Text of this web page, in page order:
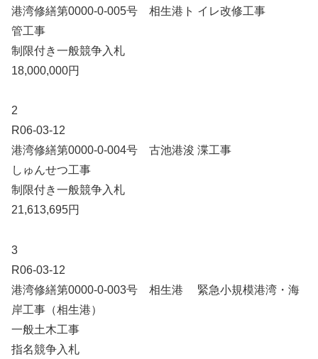
港湾修繕第0000-0-005号 相生港ト イレ改修工事
管工事
制限付き一般競争入札
18,000,000円
2
R06-03-12
港湾修繕第0000-0-004号 古池港浚 渫工事
しゅんせつ工事
制限付き一般競争入札
21,613,695円
3
R06-03-12
港湾修繕第0000-0-003号 相生港 緊急小規模港湾・海
岸工事（相生港）
一般土木工事
指名競争入札